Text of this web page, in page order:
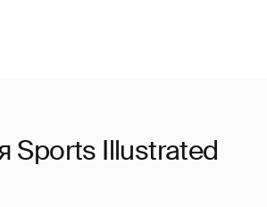
Sports Illustrated